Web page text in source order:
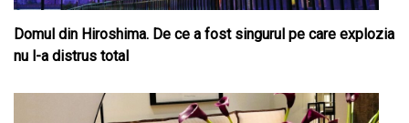
Domul din Hiroshima. De ce a fost singurul pe care explozia
nu l-a distrus total